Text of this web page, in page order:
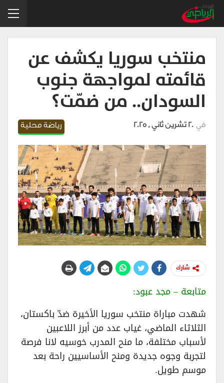
منتخب سوريا يكشف عن
قائمته لمواجهة جنوب
السودان.. من ضمّت؟
رياضة محلية في 20 تشرين ثاني , 2025
شارك
متابعة – مجد عبود:
شهدت مباراة منتخب سوريا الأخيرة ضدّ باكستان،
الثلاثاء الماضي، غياب عدد من أبرز اللاعبين
لأسباب مختلفة، ما منح المدرب خوسيه لانا فرصة
لتجربة وجوه جديدة ومنح الأساسيين راحة بعد
موسم طويل.